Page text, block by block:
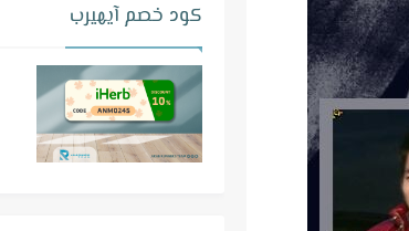
كود خصم آيهيرب